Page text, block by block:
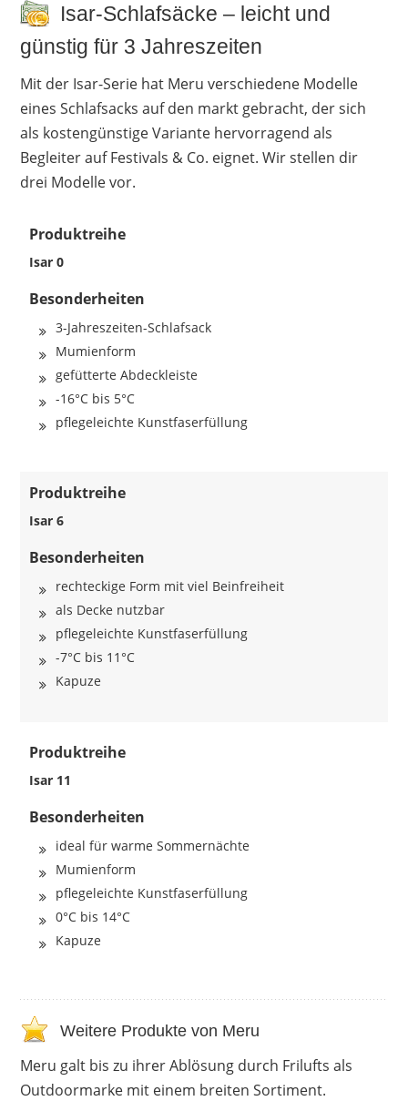
Isar-Schlafsäcke – leicht und
günstig für 3 Jahreszeiten
Mit der Isar-Serie hat Meru verschiedene Modelle
eines Schlafsacks auf den markt gebracht, der sich
als kostengünstige Variante hervorragend als
Begleiter auf Festivals & Co. eignet. Wir stellen dir
drei Modelle vor.
Produktreihe
Isar 0
Besonderheiten
3-Jahreszeiten-Schlafsack
Mumienform
gefütterte Abdeckleiste
-16°C bis 5°C
pflegeleichte Kunstfaserfüllung
Produktreihe
Isar 6
Besonderheiten
rechteckige Form mit viel Beinfreiheit
als Decke nutzbar
pflegeleichte Kunstfaserfüllung
-7°C bis 11°C
Kapuze
Produktreihe
Isar 11
Besonderheiten
ideal für warme Sommernächte
Mumienform
pflegeleichte Kunstfaserfüllung
0°C bis 14°C
Kapuze
Weitere Produkte von Meru
Meru galt bis zu ihrer Ablösung durch Frilufts als
Outdoormarke mit einem breiten Sortiment.